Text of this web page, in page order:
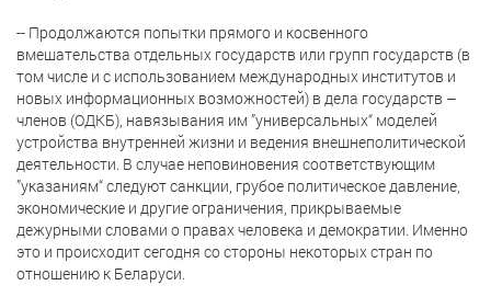
-- Продолжаются попытки прямого и косвенного
вмешательства отдельных государств или групп государств (в
том числе и с использованием международных институтов и
новых информационных возможностей) в дела государств –
членов (ОДКБ), навязывания им ”универсальных“ моделей
устройства внутренней жизни и ведения внешнеполитической
деятельности. В случае неповиновения соответствующим
”указаниям“ следуют санкции, грубое политическое давление,
экономические и другие ограничения, прикрываемые
дежурными словами о правах человека и демократии. Именно
это и происходит сегодня со стороны некоторых стран по
отношению к Беларуси.